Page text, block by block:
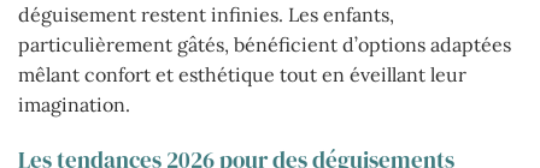
déguisement restent infinies. Les enfants,
particulièrement gâtés, bénéficient d’options adaptées
mêlant confort et esthétique tout en éveillant leur
imagination.
Les tendances 2026 pour des déguisements